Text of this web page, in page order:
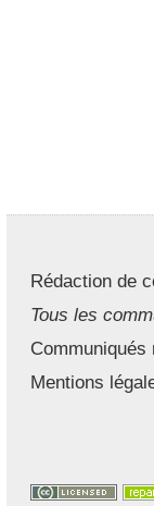
Rédaction de
Tous les
Communiqués
Mentions